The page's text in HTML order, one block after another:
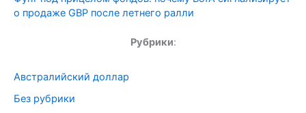
о продаже GBP после летнего ралли
Рубрики:
Австралийский доллар
Без рубрики